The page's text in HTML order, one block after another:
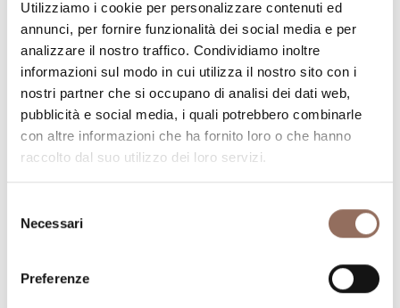
Utilizziamo i cookie per personalizzare contenuti ed
annunci, per fornire funzionalità dei social media e per
analizzare il nostro traffico. Condividiamo inoltre
informazioni sul modo in cui utilizza il nostro sito con i
nostri partner che si occupano di analisi dei dati web,
pubblicità e social media, i quali potrebbero combinarle
con altre informazioni che ha fornito loro o che hanno
raccolto dal suo utilizzo dei loro servizi.
delNecessari
Preferenze
La tua vacanza
Pianifica dove dormire, dove mangiare, cosa fare e
visitare in ogni angolo di Langhe Monferrato Roero, con